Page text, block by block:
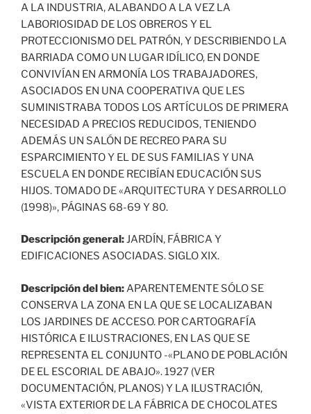
A LA INDUSTRIA, ALABANDO A LA VEZ LA
LABORIOSIDAD DE LOS OBREROS Y EL
PROTECCIONISMO DEL PATRÓN, Y DESCRIBIENDO LA
BARRIADA COMO UN LUGAR IDÍLICO, EN DONDE
CONVIVÍAN EN ARMONÍA LOS TRABAJADORES,
ASOCIADOS EN UNA COOPERATIVA QUE LES
SUMINISTRABA TODOS LOS ARTÍCULOS DE PRIMERA
NECESIDAD A PRECIOS REDUCIDOS, TENIENDO
ADEMÁS UN SALÓN DE RECREO PARA SU
ESPARCIMIENTO Y EL DE SUS FAMILIAS Y UNA
ESCUELA EN DONDE RECIBÍAN EDUCACIÓN SUS
HIJOS. TOMADO DE «ARQUITECTURA Y DESARROLLO
(1998)», PÁGINAS 68-69 Y 80.
Descripción general:JARDÍN, FÁBRICA Y
EDIFICACIONES ASOCIADAS. SIGLO XIX.
Descripción del bien:APARENTEMENTE SÓLO SE
CONSERVA LA ZONA EN LA QUE SE LOCALIZABAN
LOS JARDINES DE ACCESO. POR CARTOGRAFÍA
HISTÓRICA E ILUSTRACIONES, EN LAS QUE SE
REPRESENTA EL CONJUNTO -«PLANO DE POBLACIÓN
DE EL ESCORIAL DE ABAJO». 1927 (VER
DOCUMENTACIÓN, PLANOS) Y LA ILUSTRACIÓN,
«VISTA EXTERIOR DE LA FÁBRICA DE CHOCOLATES